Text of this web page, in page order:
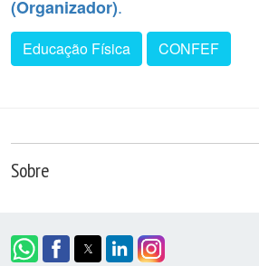
(Organizador).
Educação Física CONFEF
Sobre